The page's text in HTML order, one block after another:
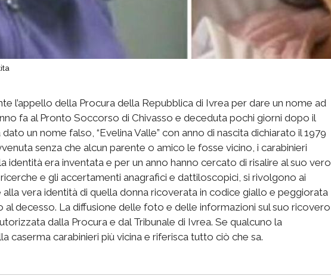
l’appello della Procura della Repubblica di Ivrea per dare un nome ad
fa al Pronto Soccorso di Chivasso e deceduta pochi giorni dopo il
un nome falso, “Evelina Valle” con anno di nascita dichiarato il 1979
senza che alcun parente o amico le fosse vicino, i carabinieri
identità era inventata e per un anno hanno cercato di risalire al suo vero
e gli accertamenti anagrafici e dattiloscopici, si rivolgono ai
alla vera identità di quella donna ricoverata in codice giallo e peggiorata
al decesso. La diffusione delle foto e delle informazioni sul suo ricovero
dalla Procura e dal Tribunale di Ivrea. Se qualcuno la
caserma carabinieri più vicina e riferisca tutto ciò che sa.